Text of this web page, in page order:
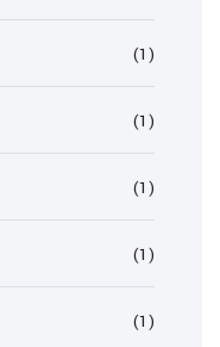
(1)
(1)
(1)
(1)
(1)